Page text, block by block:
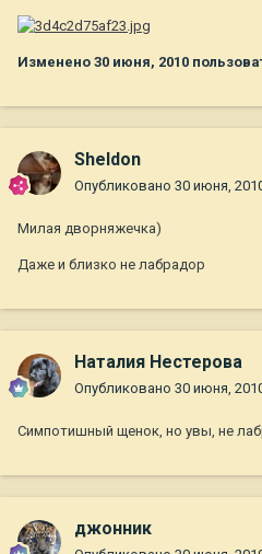
Изменено 30 июня, 2010
Sheldon
Опубликовано 30 июня,
Милая дворняжечка)
Даже и близко не лабрадор
Наталия Нестерова
Опубликовано 30 июня,
Симпотишный щенок, но увы, не
джонник